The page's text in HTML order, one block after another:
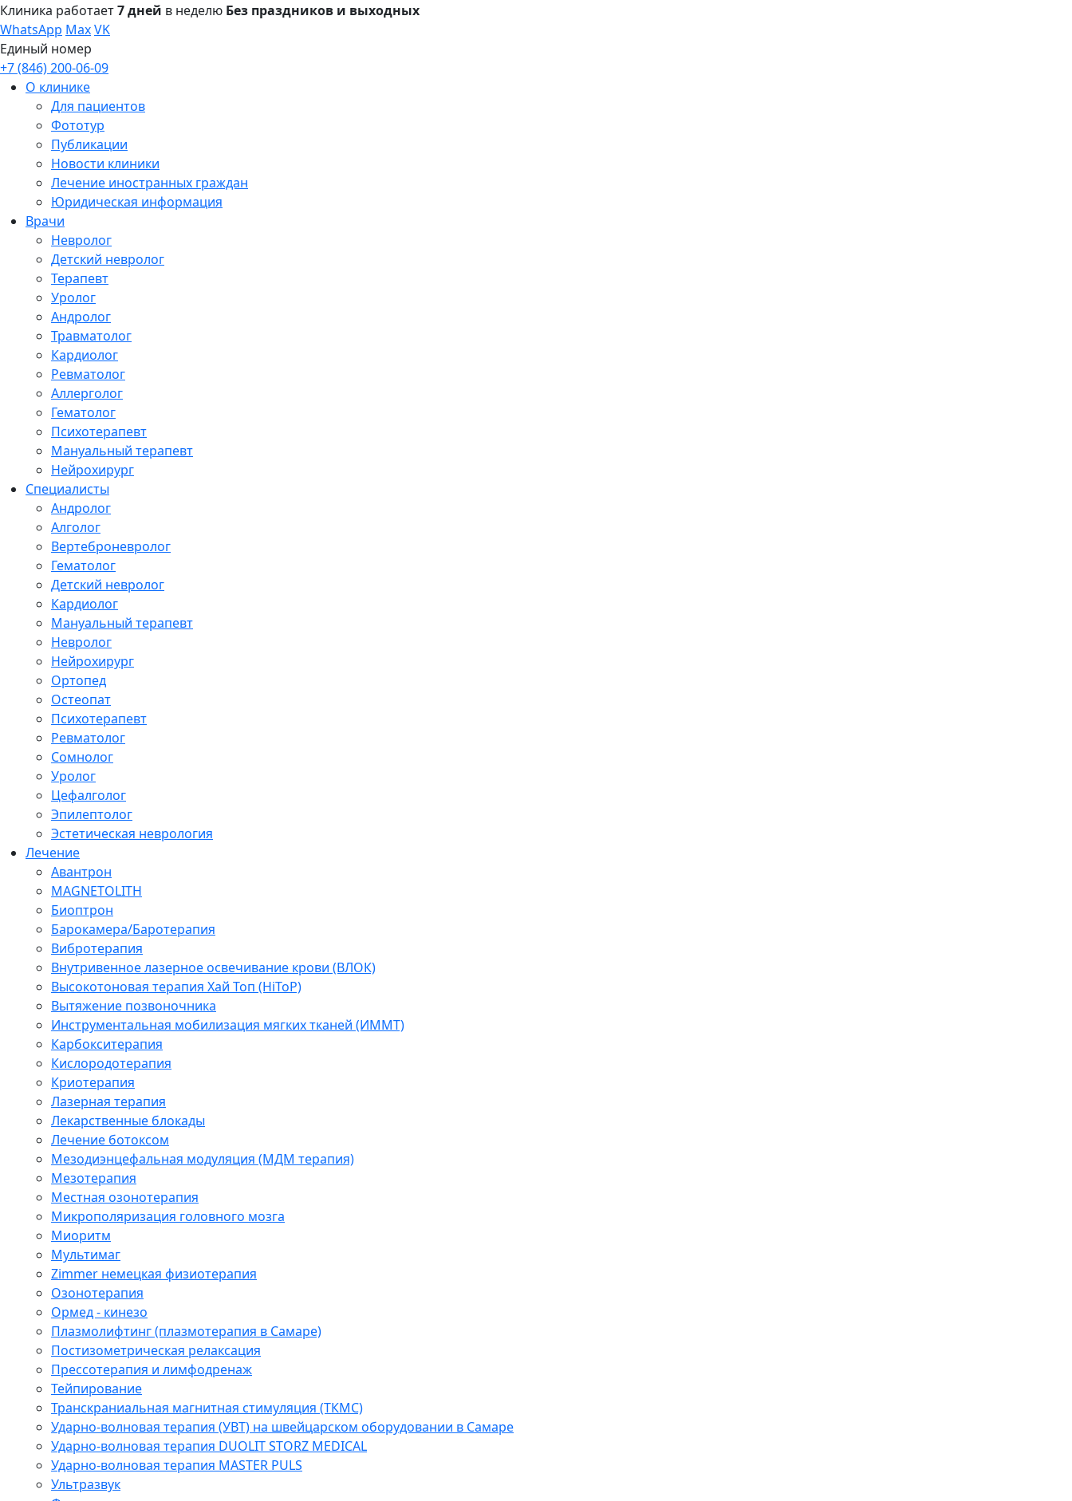
Клиника работает7 дней в неделю Без праздников и выходных
WhatsApp MaxVK
Единый номер
+7 (846) 200-06-09
О клинике
Для пациентов
Фототур
Публикации
Новости клиники
Лечение иностранных граждан
Юридическая информация
Врачи
Невролог
Детский невролог
Терапевт
Уролог
Андролог
Травматолог
Кардиолог
Ревматолог
Аллерголог
Гематолог
Психотерапевт
Мануальный терапевт
Нейрохирург
Специалисты
Андролог
Алголог
Вертеброневролог
Гематолог
Детский невролог
Кардиолог
Мануальный терапевт
Невролог
Нейрохирург
Ортопед
Остеопат
Психотерапевт
Ревматолог
Сомнолог
Уролог
Цефалголог
Эпилептолог
Эстетическая неврология
Лечение
Авантрон
MAGNETOLITH
Биоптрон
Барокамера/Баротерапия
Вибротерапия
Внутривенное лазерное освечивание крови (ВЛОК)
Высокотоновая терапия Хай Топ (HiToP)
Вытяжение позвоночника
Инструментальная мобилизация мягких тканей (ИММТ)
Карбокситерапия
Кислородотерапия
Криотерапия
Лазерная терапия
Лекарственные блокады
Лечение ботоксом
Мезодиэнцефальная модуляция (МДМ терапия)
Мезотерапия
Местная озонотерапия
Микрополяризация головного мозга
Миоритм
Мультимаг
Zimmer немецкая физиотерапия
Озонотерапия
Ормед - кинезо
Плазмолифтинг (плазмотерапия в Самаре)
Постизометрическая релаксация
Прессотерапия и лимфодренаж
Тейпирование
Транскраниальная магнитная стимуляция (ТКМС)
Ударно-волновая терапия (УВТ) на швейцарском оборудовании в Самаре
Ударно-волновая терапия DUOLIT STORZ MEDICAL
Ударно-волновая терапия MASTER PULS
Ультразвук